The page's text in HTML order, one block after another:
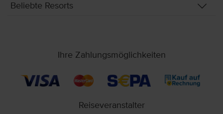
Beliebte Resorts
Ihre Zahlungsmöglichkeiten
Reiseveranstalter